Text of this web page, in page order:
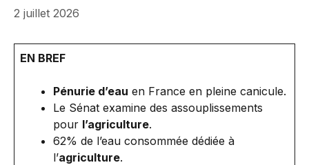
2 juillet 2026
EN BREF
Pénurie d’eau en France en pleine canicule.
Le Sénat examine des assouplissements
pour l’agriculture.
62% de l’eau consommée dédiée à
l’agriculture.